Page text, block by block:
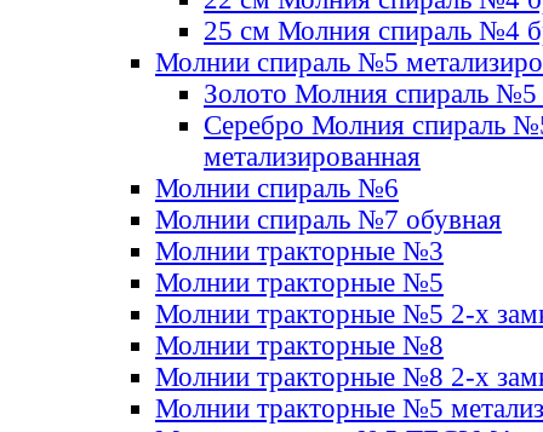
25 см Молния спираль №4
Молнии спираль №5
Золото Молния спираль №5
Серебро Молния спираль
метализированная
Молнии спираль №6
Молнии спираль №7 обувная
Молнии тракторные №3
Молнии тракторные №5
Молнии тракторные №5 2-х
Молнии тракторные №8
Молнии тракторные №8 2-х
Молнии тракторные №5